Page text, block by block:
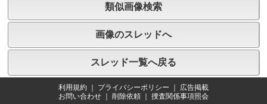
類似画像検索
画像のスレッドへ
スレッド一覧へ戻る
利用規約 ｜ プライバシーポリシー ｜ 広告掲載
お問い合わせ ｜ 削除依頼 ｜ 捜査関係事項照会